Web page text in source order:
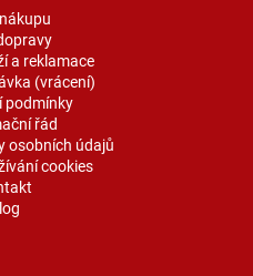
a reklamace
(vrácení)
podmínky
řád
osobních údajů
cookies